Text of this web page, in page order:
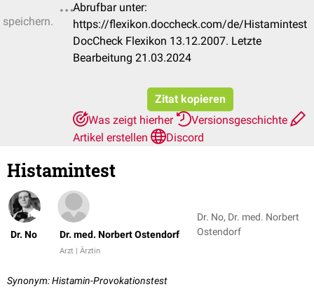
Abrufbar unter:
https://flexikon.doccheck.com/de/Histamintest
DocCheck Flexikon 13.12.2007. Letzte
Bearbeitung 21.03.2024
Zitat kopieren
Was zeigt hierher
Versionsgeschichte
Artikel erstellen
Discord
Histamintest
Dr. No Dr. med. Norbert Ostendorf
Arzt | Ärztin
Dr. No, Dr. med. Norbert
Ostendorf
Synonym: Histamin-Provokationstest